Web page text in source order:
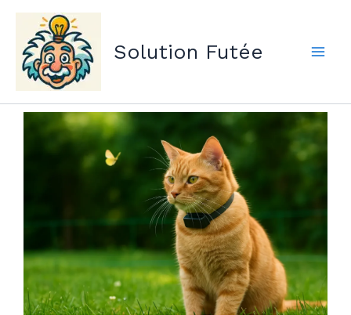
Aller
contenu
Solution Futée